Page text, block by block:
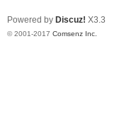
Powered by Discuz! X3.3
© 2001-2017 Comsenz Inc.